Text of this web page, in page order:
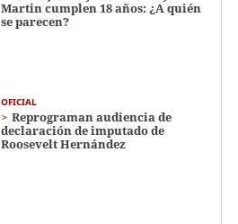
Martin cumplen 18 años: ¿A quién
se parecen?
OFICIAL
Reprograman audiencia de
declaración de imputado de
Roosevelt Hernández